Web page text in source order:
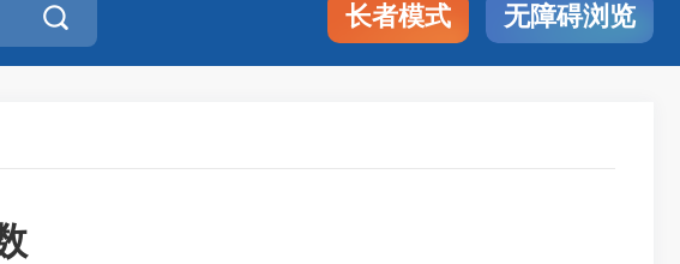
 长者模式 无障碍浏览